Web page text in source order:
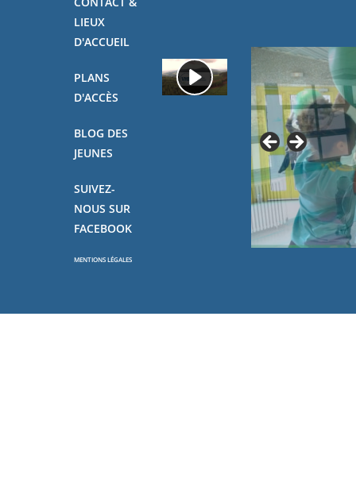
LIEUX
D'ACCUEIL
PLANS
D'ACCÈS
BLOG DES
JEUNES
SUIVEZ-
NOUS SUR
FACEBOOK
MENTIONS LÉGALES